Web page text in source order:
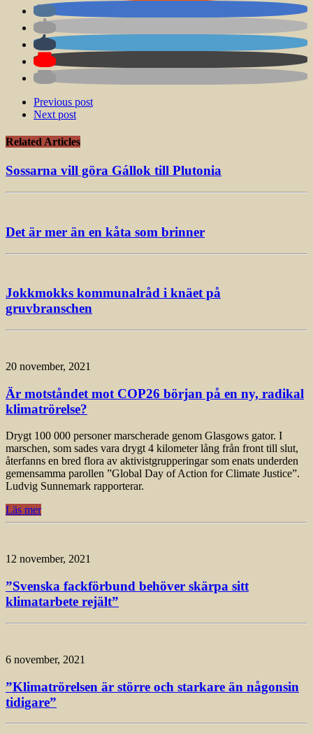
Previous post
Next post
Related Articles
Sossarna vill göra Gállok till Plutonia
Det är mer än en kåta som brinner
Jokkmokks kommunalråd i knäet på
gruvbranschen
20 november, 2021
Är motståndet mot COP26 början på en ny, radikal
klimatrörelse?
Drygt 100 000 personer marscherade genom Glasgows gator. I
marschen, som sades vara drygt 4 kilometer lång från front till slut,
återfanns en bred flora av aktivistgrupperingar som enats underden
gemensamma parollen ”Global Day of Action for Climate Justice”.
Ludvig Sunnemark rapporterar.
Läs mer
12 november, 2021
”Svenska fackförbund behöver skärpa sitt
klimatarbete rejält”
6 november, 2021
”Klimatrörelsen är större och starkare än någonsin
tidigare”